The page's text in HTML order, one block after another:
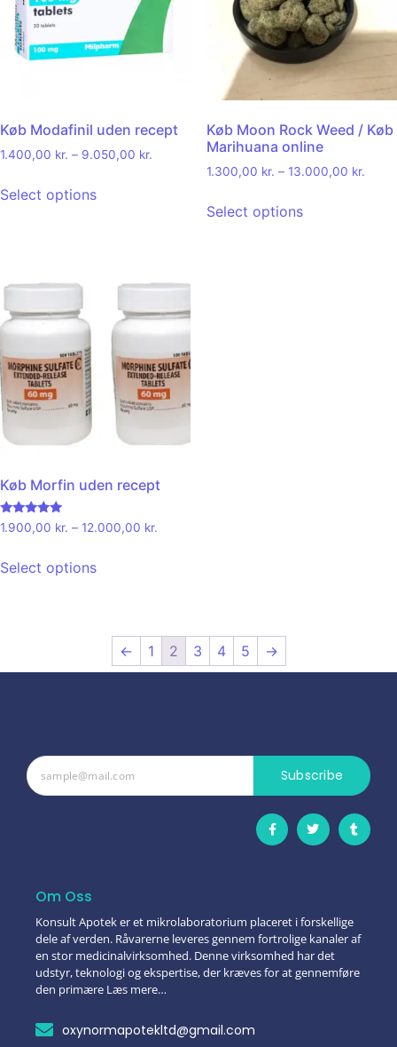
Køb Modafinil uden recept
1.400,00 kr. – 9.050,00 kr.
Select options
Køb Moon Rock Weed / Køb
Marihuana online
1.300,00 kr. – 13.000,00 kr.
Select options
Køb Morfin uden recept
Rated
5.00
1.900,00 kr. – 12.000,00 kr.
Select options
← 1 2 3 4 5 →
Subscribe
Om Oss
Konsult Apotek er et mikrolaboratorium placeret i forskellige
dele af verden. Råvarerne leveres gennem fortrolige kanaler af
en stor medicinalvirksomhed. Denne virksomhed har det
udstyr, teknologi og ekspertise, der kræves for at gennemføre
den primære Læs mere…
oxynormapotekltd@gmail.com